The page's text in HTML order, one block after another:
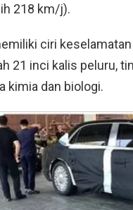
218 km/j).
ciri
21 inci kalis peluru,
kimia dan biologi.